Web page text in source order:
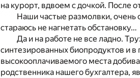
на курорт, вдвоем с дочкой. После
Наши частые размолвки, очень
стараюсь не нагнетать обстановку…
Да и на работе не все ладно.
синтезированных биопродуктов и
высокооплачиваемого места
родственника нашего бухгалтера,